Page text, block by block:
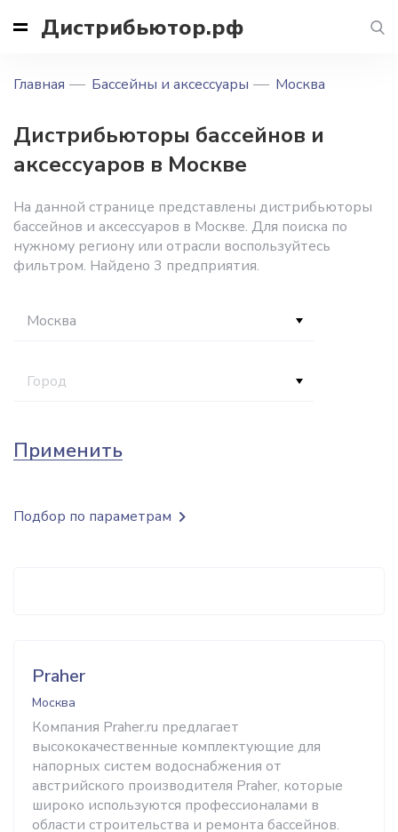
Дистрибьютор.рф
Главная Бассейны и аксессуары Москва
Дистрибьюторы бассейнов и
аксессуаров в Москве
На данной странице представлены дистрибьюторы
бассейнов и аксессуаров в Москве. Для поиска по
нужному региону или отрасли воспользуйтесь
фильтром. Найдено 3 предприятия.
Москва
Город
Применить
Praher
Москва
Компания Praher.ru предлагает
высококачественные комплектующие для
напорных систем водоснабжения от
австрийского производителя Praher, которые
широко используются профессионалами в
области строительства и ремонта бассейнов.
Подбор по параметрам